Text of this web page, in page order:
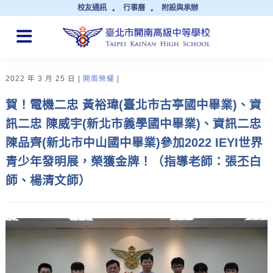
校友通訊 行事曆 附設與承辦
QUICK LINKS
2022 年 3 月 25 日 開南榮耀
賀！電機二忠 黃裕瑋(臺北市古亭國中畢業)、資
訊二忠 陳威宇(新北市義學國中畢業)、資訊二忠
陳品齊(新北市中山國中畢業)參加2022 IEYI世界
青少年發明展，榮獲金牌！（指導老師：張丕白
師、楊清文師）